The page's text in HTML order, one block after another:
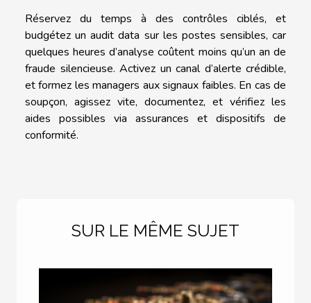
Réservez du temps à des contrôles ciblés, et
budgétez un audit data sur les postes sensibles, car
quelques heures d’analyse coûtent moins qu’un an de
fraude silencieuse. Activez un canal d’alerte crédible,
et formez les managers aux signaux faibles. En cas de
soupçon, agissez vite, documentez, et vérifiez les
aides possibles via assurances et dispositifs de
conformité.
SUR LE MÊME SUJET